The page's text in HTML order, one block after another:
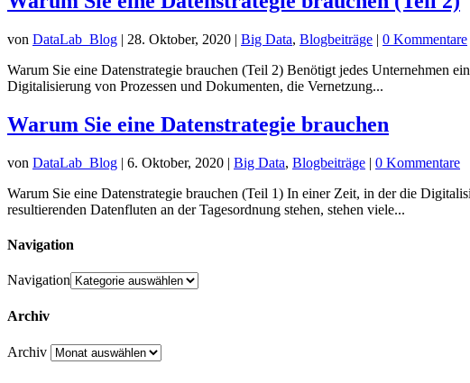
von DataLab_Blog | 28. Oktober, 2020 | Big Data, Blogbeiträge | 0 Kommentare
Warum Sie eine Datenstrategie brauchen (Teil 2) Benötigt jedes Unternehmen
Digitalisierung von Prozessen und Dokumenten, die Vernetzung...
Warum Sie eine Datenstrategie brauchen
von DataLab_Blog | 6. Oktober, 2020 | Big Data, Blogbeiträge | 0 Kommentare
Warum Sie eine Datenstrategie brauchen (Teil 1) In einer Zeit, in der die
resultierenden Datenfluten an der Tagesordnung stehen, stehen viele...
Navigation
Navigation
Archiv
Archiv